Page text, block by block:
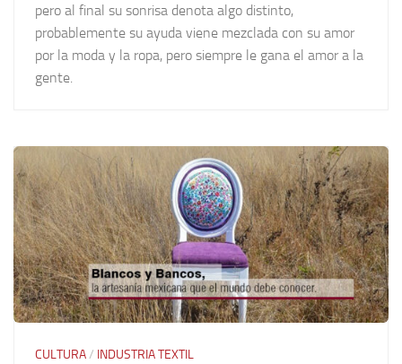
pero al final su sonrisa denota algo distinto,
probablemente su ayuda viene mezclada con su amor
por la moda y la ropa, pero siempre le gana el amor a la
gente.
CULTURA/ INDUSTRIA TEXTIL